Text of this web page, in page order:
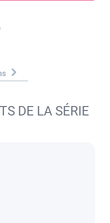
DE LA SÉRIE